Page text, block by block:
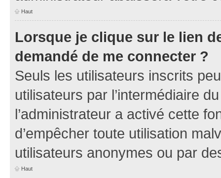
Haut
Lorsque je clique sur le lien
demandé de me connecter ?
Seuls les utilisateurs inscrits
utilisateurs par l’intermédiaire
l’administrateur a activé cette
d’empêcher toute utilisation
utilisateurs anonymes ou par
Haut